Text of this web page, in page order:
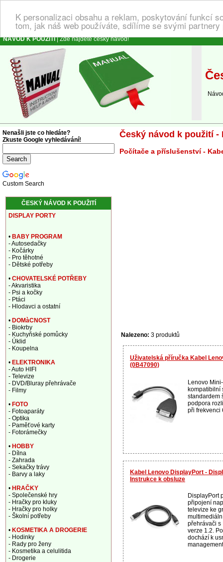
K personalizaci obsahu a reklam, poskytování funkcí
tom, jak náš web používáte, sdílíme se svými
NÁVOD K POUŽITÍ| Zde najdete český návod!
Český návod k použití
Počítače a příslušenství -
Nalezeno: 3 produktů
Uživatelská příručka Kabel
(0B47090)
Lenovo
kompatibilní
standardem
podpora
při frekvenci
Kabel Lenovo DisplayPort -
Instrukce k obsluze
DisplayPort
připojení
televize ke
přehrávači s
verze 1.2.
dochází k
Nenašli jste co hledáte?
Zkuste Google vyhledávání!
Custom Search
ČESKÝ NÁVOD K POUŽITÍ
DISPLAY PORTY
• BABY PROGRAM
- Autosedačky
- Kočárky
- Pro těhotné
- Dětské potřeby
• CHOVATELSKÉ POTŘEBY
- Akvaristika
- Psi a kočky
- Ptáci
- Hlodavci a ostatní
• DOMàCNOST
- Biokrby
- Kuchyňské pomůcky
- Úklid
- Koupelna
• ELEKTRONIKA
- Auto HIFI
- Televize
- DVD/Bluray přehrávače
- Filmy
• FOTO
- Fotoaparáty
- Optika
- Paměťové karty
- Fotorámečky
• HOBBY
- Dílna
- Zahrada
- Sekačky trávy
- Barvy a laky
• HRAČKY
- Společenské hry
- Hračky pro kluky
- Hračky pro holky
- Školní potřeby
• KOSMETIKA A DROGERIE
- Hodinky
- Rady pro ženy
- Kosmetika a celulitida
- Drogerie